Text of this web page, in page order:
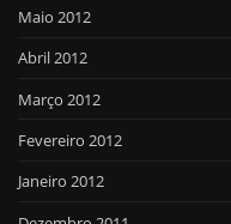
Maio 2012
Abril 2012
Março 2012
Fevereiro 2012
Janeiro 2012